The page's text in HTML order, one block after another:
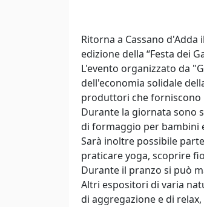
Ritorna a Cassano
edizione della “Festa dei
L'evento organizzato da
dell'economia solidale
produttori che forniscono
Durante la giornata sono
di formaggio per bambini
Sarà inoltre possibile
praticare yoga, scoprire
Durante il pranzo si può
Altri espositori di varia
di aggregazione e di